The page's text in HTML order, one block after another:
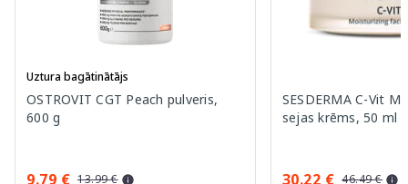
Uztura bagātinātājs
OSTROVIT CGT Peach pulveris,
600 g
9.79 € 13.99 €
SESDERMA C-Vit
sejas krēms, 50 ml
30.22 € 46.49 €